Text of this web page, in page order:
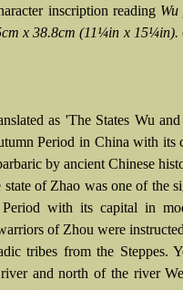
inscription reading
x 38.8cm (11¼in x 15¼in).
as 'The States Wu
Period in China with its
by ancient Chinese
of Zhao was one of the
with its capital in
of Zhou were
tribes from the Steppes.
and north of the river